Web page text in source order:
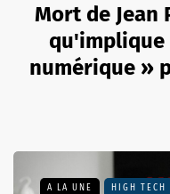
Mort de Jean
qu'implique
numérique »
A LA UNE HIGH TECH